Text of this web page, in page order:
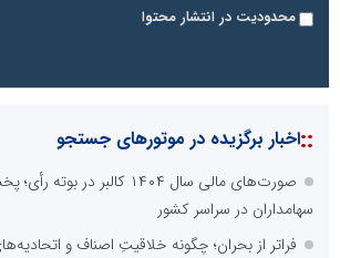
محدودیت در انتشار محتوا
::اخبار برگزیده در موتورهای جستجو
صورت‌های مالی سال ۱۴۰۴ کالبر
سهامداران در سراسر کشور
فراتر از بحران؛ چگونه خلاقیتِ اصناف و